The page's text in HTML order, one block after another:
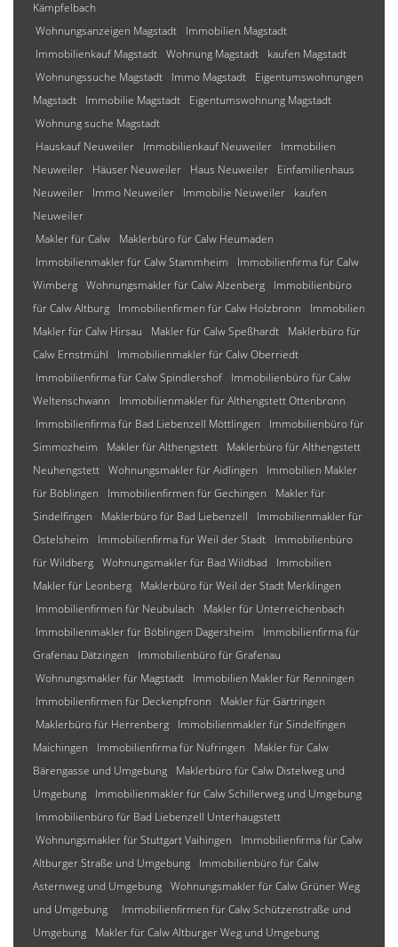
Kämpfelbach
Wohnungsanzeigen Magstadt
Immobilien Magstadt
Immobilienkauf Magstadt Wohnung Magstadt
kaufen Magstadt
Wohnungssuche Magstadt
Immo Magstadt
Eigentumswohnungen
Magstadt
Immobilie Magstadt
Eigentumswohnung Magstadt
Wohnung suche Magstadt
Hauskauf Neuweiler
Immobilienkauf Neuweiler
Immobilien
Neuweiler
Häuser Neuweiler Haus Neuweiler
Einfamilienhaus
Neuweiler
Immo Neuweiler Immobilie Neuweiler
kaufen
Neuweiler
Makler für Calw
Maklerbüro für Calw Heumaden
Immobilienmakler für Calw Stammheim
Immobilienfirma für Calw
Wimberg Wohnungsmakler für Calw Alzenberg
Immobilienbüro
für Calw Altburg
Immobilienfirmen für Calw Holzbronn
Immobilien
Makler für Calw Hirsau
Makler für Calw Speßhardt
Maklerbüro für
Calw Ernstmühl
Immobilienmakler für Calw Oberriedt
Immobilienfirma für Calw Spindlershof
Immobilienbüro für Calw
Weltenschwann
Immobilienmakler für Althengstett Ottenbronn
Immobilienfirma für Bad Liebenzell Möttlingen
Immobilienbüro für
Simmozheim
Makler für Althengstett
Maklerbüro für Althengstett
Neuhengstett Wohnungsmakler für Aidlingen
Immobilien Makler
für Böblingen
Immobilienfirmen für Gechingen
Makler für
Sindelfingen
Maklerbüro für Bad Liebenzell
Immobilienmakler für
Ostelsheim
Immobilienfirma für Weil der Stadt
Immobilienbüro
für Wildberg Wohnungsmakler für Bad Wildbad
Immobilien
Makler für Leonberg
Maklerbüro für Weil der Stadt Merklingen
Immobilienfirmen für Neubulach
Makler für Unterreichenbach
Immobilienmakler für Böblingen Dagersheim
Immobilienfirma für
Grafenau Dätzingen
Immobilienbüro für Grafenau
Wohnungsmakler für Magstadt
Immobilien Makler für Renningen
Immobilienfirmen für Deckenpfronn
Makler für Gärtringen
Maklerbüro für Herrenberg
Immobilienmakler für Sindelfingen
Maichingen
Immobilienfirma für Nufringen
Makler für Calw
Bärengasse und Umgebung
Maklerbüro für Calw Distelweg und
Umgebung
Immobilienmakler für Calw Schillerweg und Umgebung
Immobilienbüro für Bad Liebenzell Unterhaugstett
Wohnungsmakler für Stuttgart Vaihingen
Immobilienfirma für Calw
Altburger Straße und Umgebung
Immobilienbüro für Calw
Asternweg und Umgebung Wohnungsmakler für Calw Grüner Weg
und Umgebung
Immobilienfirmen für Calw Schützenstraße und
Umgebung
Makler für Calw Altburger Weg und Umgebung